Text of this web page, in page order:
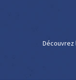
Découvrez